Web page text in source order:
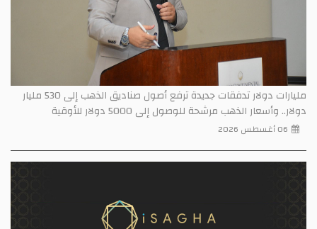
مليارات دولار تدفقات جديدة ترفع أصول صناديق الذهب إلى 530 مليار
مرشحة للوصول إلى 5000 دولار للأوقية